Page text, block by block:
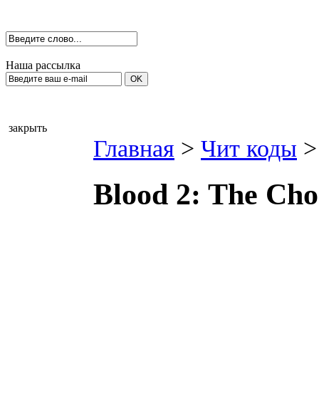
Наша рассылка
закрыть
Главная > Чит коды >
Blood 2: The